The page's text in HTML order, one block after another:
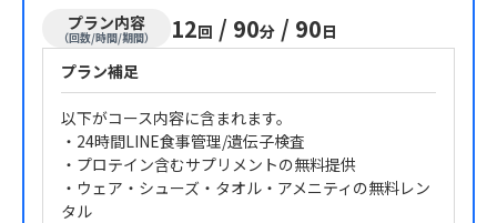
プラン内容
（回数/時間/期間） 12回 / 90分 / 90日
プラン補足
以下がコース内容に含まれます。
・24時間LINE食事管理/遺伝子検査
・プロテイン含むサプリメントの無料提供
・ウェア・シューズ・タオル・アメニティの無料レン
タル